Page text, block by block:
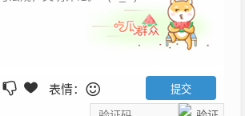
表情：